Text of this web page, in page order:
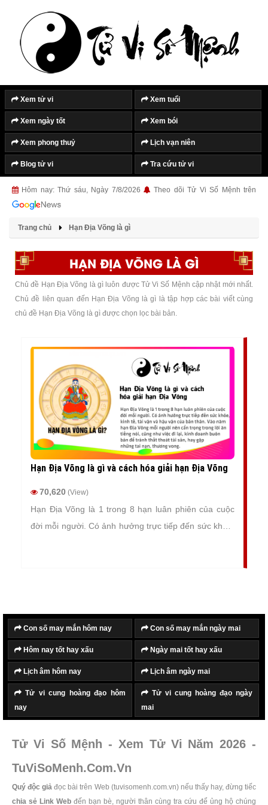
Xem tử vi Xem tuổi
Xem ngày tốt Xem bói
Xem phong thuỷ Lịch vạn niên
Blog tử vi Tra cứu tử vi
Hôm nay: Thứ sáu, Ngày 7/8/2026 Theo dõi Tử Vi Số Mệnh trên
Trang chủ Hạn Địa Võng là gì
HẠN ĐỊA VÕNG LÀ GÌ
Chủ đề Hạn Địa Võng là gì luôn được Tử Vi Số Mệnh cập nhật mới nhất.
Chủ đề liên quan đến Hạn Địa Võng là gì là tập hợp các bài viết cùng
chủ đề Hạn Địa Võng là gì được chọn lọc bài bản.
Hạn Địa Võng là gì và cách hóa giải hạn Địa Võng
70,620 (View)
Hạn Địa Võng là 1 trong 8 hạn luân phiên của cuộc
đời mỗi người. Có ảnh hưởng trực tiếp đến sức khỏe,
Con số may mắn hôm nay Con số may mắn ngày mai
Hôm nay tốt hay xấu Ngày mai tốt hay xấu
Lịch âm hôm nay Lịch âm ngày mai
Tử vi cung hoàng đạo hôm
nay
Tử vi cung hoàng đạo ngày
mai
Tử Vi Số Mệnh - Xem Tử Vi Năm 2026 -
TuViSoMenh.Com.Vn
Quý độc giả đọc bài trên Web (tuvisomenh.com.vn) nếu thấy hay, đừng tiếc
chia sẻ Link Web đến bạn bè, người thân cùng tra cứu để ủng hộ chúng